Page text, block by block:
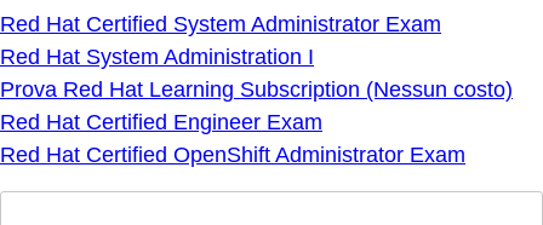
Red Hat Certified System Administrator Exam
Red Hat System Administration I
Prova Red Hat Learning Subscription (Nessun costo)
Red Hat Certified Engineer Exam
Red Hat Certified OpenShift Administrator Exam